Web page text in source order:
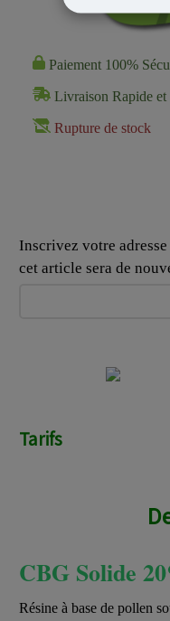
Paiement 100%
Livraison Rapide et
Rupture de stock
Inscrivez votre
cet article sera de
Tarifs
CBG Solide
Résine à base de pollen